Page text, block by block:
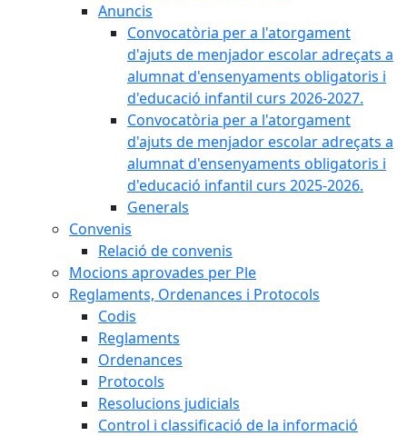
Anuncis
Convocatòria per a l'atorgament
d'ajuts de menjador escolar adreçats a
alumnat d'ensenyaments obligatoris i
d'educació infantil curs 2026-2027.
Convocatòria per a l'atorgament
d'ajuts de menjador escolar adreçats a
alumnat d'ensenyaments obligatoris i
d'educació infantil curs 2025-2026.
Generals
Convenis
Relació de convenis
Mocions aprovades per Ple
Reglaments, Ordenances i Protocols
Codis
Reglaments
Ordenances
Protocols
Resolucions judicials
Control i classificació de la informació